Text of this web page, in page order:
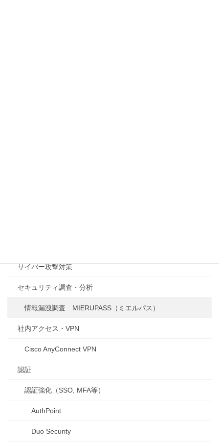
サイバー攻撃対策
セキュリティ調査・分析
情報漏洩調査 MIERUPASS（ミエルパス）
社内アクセス・VPN
Cisco AnyConnect VPN
認証
認証強化（SSO, MFA等）
AuthPoint
Duo Security